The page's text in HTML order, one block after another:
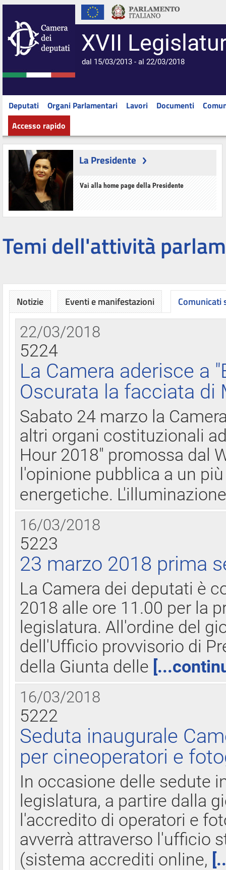
XVII
dal 15/03/2013 - al 22/03/2018
Deputati Organi Parlamentari Lavori Documenti
Accesso rapido
La Presidente
Vai alla home page della Presidente
Temi dell'attività
Notizie Eventi e manifestazioni Comunicati
22/03/2018
5224
La Camera aderisce a
Oscurata la facciata di
Sabato 24 marzo la
altri organi costituzionali
Hour 2018" promossa dal
l'opinione pubblica a un
energetiche.
16/03/2018
5223
23 marzo 2018 prima
La Camera dei deputati è
2018 alle ore 11.00 per la
legislatura. All'ordine del
dell'Ufficio provvisorio di
della Giunta delle
16/03/2018
5222
Seduta inaugurale
per cineoperatori e
In occasione delle sedute
legislatura, a partire dalla
l'accredito di operatori e
avverrà attraverso l'ufficio
(sistema accrediti online,